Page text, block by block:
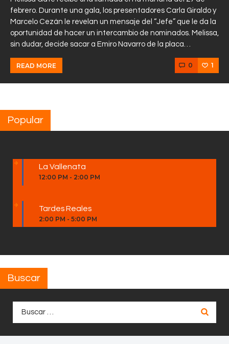
febrero. Durante una gala, los presentadores Carla Giraldo y
Marcelo Cezán le revelan un mensaje del “Jefe” que le da la
oportunidad de hacer un intercambio de nominados. Melissa,
sin dudar, decide sacar a Emiro Navarro de la placa…
READ MORE 0 1
Popular
La Vallenata
12:00 PM - 2:00 PM
Tardes Reales
2:00 PM - 5:00 PM
Buscar